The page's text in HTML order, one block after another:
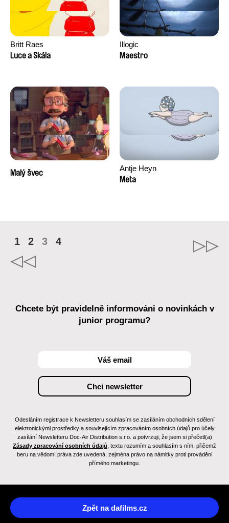
Britt Raes
Luce a Skála
Illogic
Maestro
Malý švec
Antje Heyn
Meta
1 2 3 4
Chcete být pravidelně informováni o novinkách v
junior programu?
Odesláním registrace k Newsletteru souhlasím se zasíláním obchodních sdělení
elektronickými prostředky a souvisejícím zpracováním osobních údajů pro účely
zasílání Newsletteru Doc-Air Distribution s.r.o. a potvrzuji, že jsem si přečetl(a)
Zásady zpracování osobních údajů , textu rozumím a souhlasím s ním, přičemž
beru na vědomí práva zde uvedená, zejména právo na námitky proti provádění
přímého marketingu.
Zpět na dafilms.cz